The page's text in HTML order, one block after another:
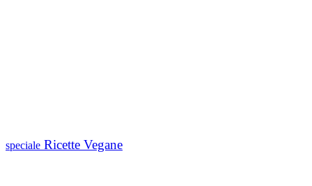
speciale Ricette Vegane